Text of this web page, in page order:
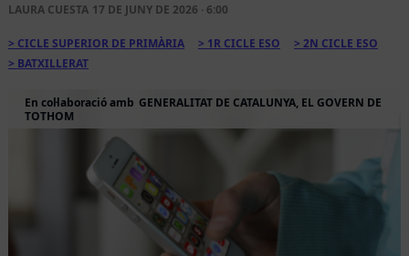
LAURA CUESTA 17 DE JUNY DE 2026 · 6:00
CICLE SUPERIOR DE PRIMÀRIA 1R CICLE ESO
2N CICLE ESO
BATXILLERAT
En col·laboració amb GENERALITAT DE CATALUNYA, EL GOVERN DE
TOTHOM